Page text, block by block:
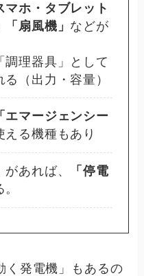
マホ・タブレット
「扇風機」 などが
理器具」として
（出力・容量）
エマージェンシー
える機種もあり
があれば、
「停電
く発電機」もあるの